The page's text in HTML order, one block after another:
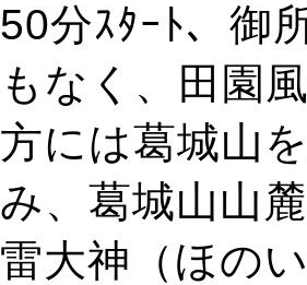
50分ｽﾀｰﾄ、御
もなく、田園
方には葛城山
み、葛城山山
雷大神（ほの